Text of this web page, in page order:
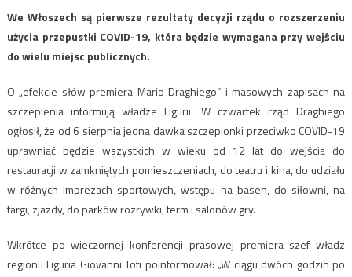
We Włoszech są pierwsze rezultaty decyzji rządu o rozszerzeniu
użycia przepustki COVID-19, która będzie wymagana przy wejściu
do wielu miejsc publicznych.
O „efekcie słów premiera Mario Draghiego” i masowych zapisach na
szczepienia informują władze Ligurii. W czwartek rząd Draghiego
ogłosił, że od 6 sierpnia jedna dawka szczepionki przeciwko COVID-19
uprawniać będzie wszystkich w wieku od 12 lat do wejścia do
restauracji w zamkniętych pomieszczeniach, do teatru i kina, do udziału
w różnych imprezach sportowych, wstępu na basen, do siłowni, na
targi, zjazdy, do parków rozrywki, term i salonów gry.
Wkrótce po wieczornej konferencji prasowej premiera szef władz
regionu Liguria Giovanni Toti poinformował: „W ciągu dwóch godzin po